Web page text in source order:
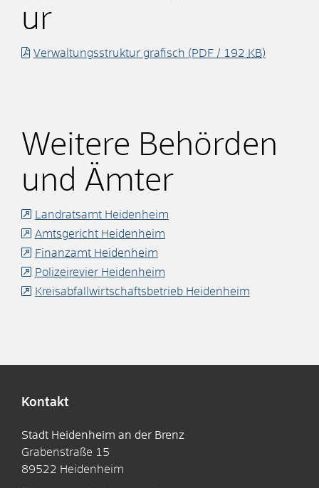
ur
Verwaltungsstruktur grafisch (PDF / 192 KB)
Weitere Behörden
und Ämter
Landratsamt Heidenheim
Amtsgericht Heidenheim
Finanzamt Heidenheim
Polizeirevier Heidenheim
Kreisabfallwirtschaftsbetrieb Heidenheim
Kontakt
Stadt Heidenheim an der Brenz
Grabenstraße 15
89522 Heidenheim